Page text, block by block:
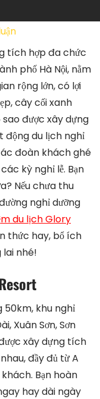
tích hợp đa chức
phố Hà Nội, nằm
rộng lớn, có lợi
cây cối xanh
được xây dựng
động du lịch nghỉ
đoàn khách ghé
kỳ nghỉ lễ. Bạn
Nếu chưa thu
nghỉ dưỡng
du lịch Glory
thức hay, bổ ích
lai nhé!
khu nghỉ
Xuân Sơn, Sơn
xây dựng tích
đầy đủ từ A
Bạn hoàn
hay dài ngày